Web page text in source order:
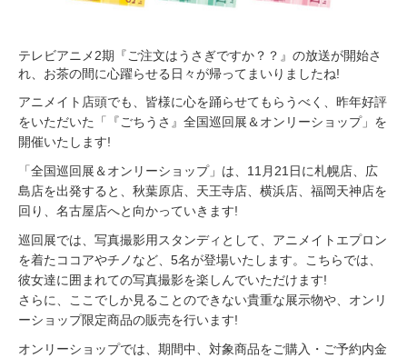
テレビアニメ2期『ご注文はうさぎですか？？』の放送が開始さ
れ、お茶の間に心躍らせる日々が帰ってまいりましたね!
アニメイト店頭でも、皆様に心を踊らせてもらうべく、昨年好評
をいただいた「『ごちうさ』全国巡回展＆オンリーショップ」を
開催いたします!
「全国巡回展＆オンリーショップ」は、11月21日に札幌店、広
島店を出発すると、秋葉原店、天王寺店、横浜店、福岡天神店を
回り、名古屋店へと向かっていきます!
巡回展では、写真撮影用スタンディとして、アニメイトエプロン
を着たココアやチノなど、5名が登場いたします。こちらでは、
彼女達に囲まれての写真撮影を楽しんでいただけます!
さらに、ここでしか見ることのできない貴重な展示物や、オンリ
ーショップ限定商品の販売を行います!
オンリーショップでは、期間中、対象商品をご購入・ご予約内金